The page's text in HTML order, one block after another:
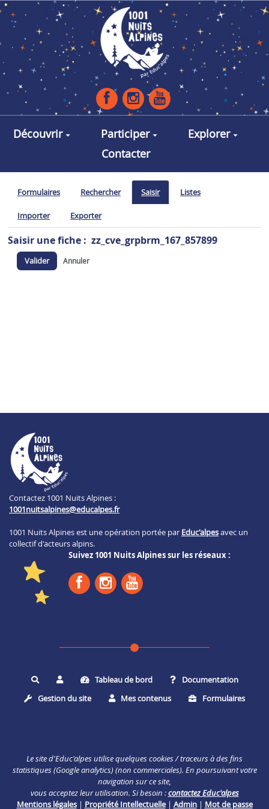
Aller au contenu principal
Découvrir Participer
Explorer
Contacter
Formulaires Rechercher Saisir Listes
Importer Exporter
Saisir une fiche : zz_cve_grpbrm_167_857899
Valider Annuler
Contactez 1001 Nuits Alpines :
1001nuitsalpines@educalpes.fr
1001 Nuits Alpines est une opération portée par Educ'alpesavec un
collectif d'acteurs alpins.
Suivez 1001 Nuits Alpines sur les réseaux :
Rechercher Tableau de bord
Documentation
Gestion du site
Mes contenus Formulaires
Le site d'Educ'alpes utilise quelques cookies / traceurs à des fins
statistiques (Google analytics) (non commerciales). En poursuivant votre
navigation sur ce site,
vous acceptez leur utilisation. Si besoin :contactez Educ'alpes
Mentions légales| Propriété Intellectuelle| Admin| Mot de passe